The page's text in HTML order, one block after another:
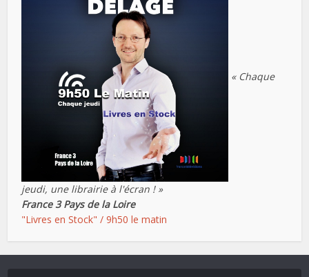
« Chaque
jeudi, une librairie à l'écran ! »
France 3 Pays de la Loire
"Livres en Stock" / 9h50 le matin